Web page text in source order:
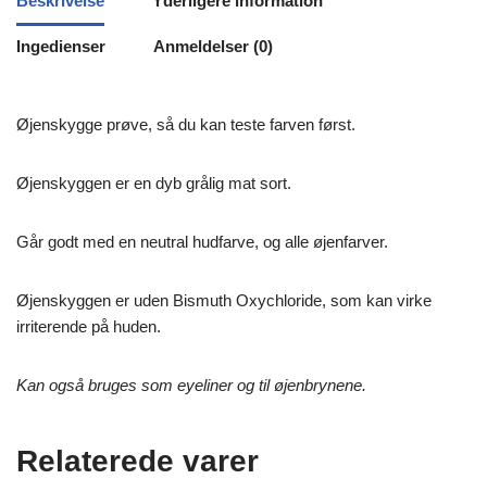
Ingedienser Anmeldelser (0)
Øjenskygge prøve, så du kan teste farven først.
Øjenskyggen er en dyb grålig mat sort.
Går godt med en neutral hudfarve, og alle øjenfarver.
Øjenskyggen er uden Bismuth Oxychloride, som kan virke
irriterende på huden.
Kan også bruges som eyeliner og til øjenbrynene.
Relaterede varer